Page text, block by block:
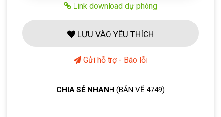
Link download dự phòng
LƯU VÀO YÊU THÍCH
Gửi hỗ trợ - Báo lỗi
CHIA SẺ NHANH (BẢN VẼ 4749)